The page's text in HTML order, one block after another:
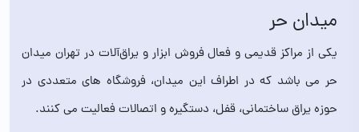
میدان حر
یکی از مراکز قدیمی و فعال فروش ابزار و یراق‌آلات در تهران میدان
حر می باشد که در اطراف این میدان، فروشگاه های متعددی در
حوزه یراق ساختمانی، قفل، دستگیره و اتصالات فعالیت می کنند.